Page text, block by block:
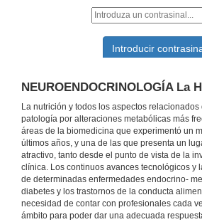
NEUROENDOCRINOLOGÍA La
La nutrición y todos los aspectos
patología por alteraciones metabólicas más
áreas de la biomedicina que experimentó un
últimos años, y una de las que presenta un
atractivo, tanto desde el punto de vista de la
clínica. Los continuos avances tecnológicos y
de determinadas enfermedades endocrino-
diabetes y los trastornos de la conducta
necesidad de contar con profesionales cada
ámbito para poder dar una adecuada
Presentación del
4 de out. de 2023
Trabajo de fin de